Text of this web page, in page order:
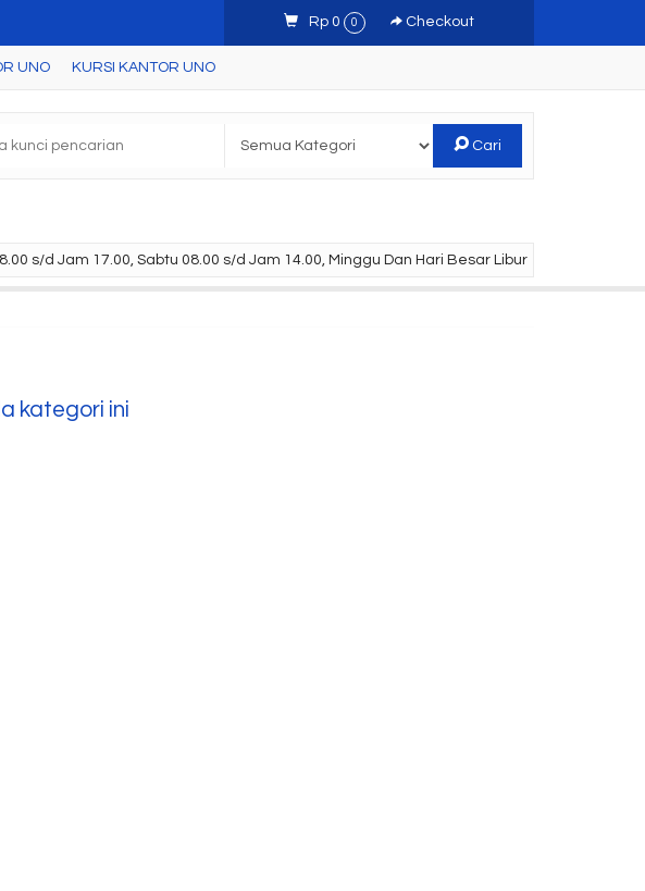
Rp 0 0 Checkout
UNO KURSI KANTOR UNO
Cari
s/d Jam 17.00, Sabtu 08.00 s/d Jam 14.00, Minggu Dan Hari Besar Libur
kategori ini